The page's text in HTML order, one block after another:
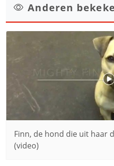
Anderen
Finn, de hond die uit haar
(video)